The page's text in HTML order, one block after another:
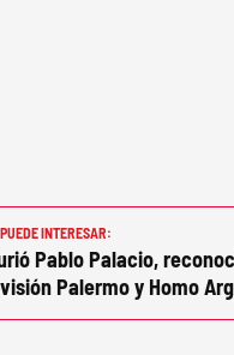
INTERESAR:
Pablo Palacio,
Palermo y Homo